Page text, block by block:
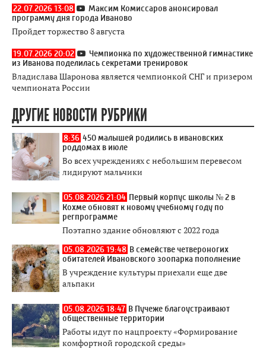
22.07.2026 13:08
Максим Комиссаров анонсировал
программу дня города Иваново
Пройдет торжество 8 августа
19.07.2026 20:02
Чемпионка по художественной гимнастике
из Иванова поделилась секретами тренировок
Владислава Шаронова является чемпионкой СНГ и призером
чемпионата России
ДРУГИЕ НОВОСТИ РУБРИКИ
8:36 450 малышей родились в ивановских
роддомах в июле
Во всех учреждениях с небольшим перевесом
лидируют мальчики
05.08.2026 21:04 Первый корпус школы № 2 в
Кохме обновят к новому учебному году по
регпрограмме
Поэтапно здание обновляют с 2022 года
05.08.2026 19:48 В семействе четвероногих
обитателей Ивановского зоопарка пополнение
В учреждение культуры приехали еще две
альпаки
05.08.2026 18:47 В Пучеже благоустраивают
общественные территории
Работы идут по нацпроекту «Формирование
комфортной городской среды»